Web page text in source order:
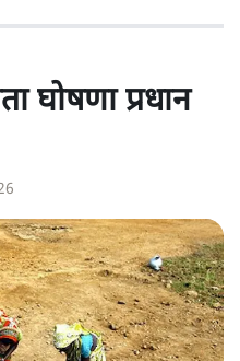
घोषणा प्रधान